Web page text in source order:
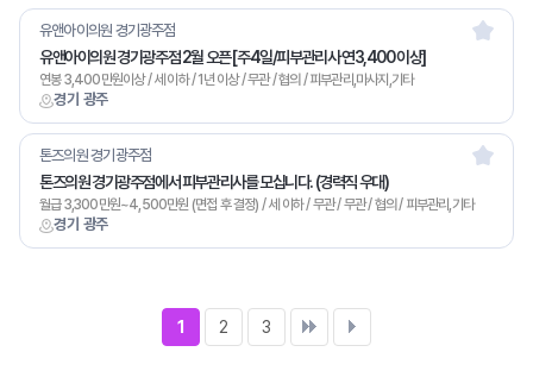
경기 광주
유앤아이의원 경기광주점
유앤아이의원 경기광주점 2월 오픈 [주4일/피부관리사 연3,400 이상]
연봉 3,400만원이상 / 세 이하 / 1년 이상 / 무관 / 협의 / 피부관리,마사지,기타
경기 광주
톤즈의원 경기광주점
톤즈의원 경기광주점에서 피부관리사를 모십니다. (경력직 우대)
월급 3,300만원~4,500만원 (면접 후 결정) / 세 이하 / 무관 / 무관 / 협의 / 피부관리,기타
1 2 3